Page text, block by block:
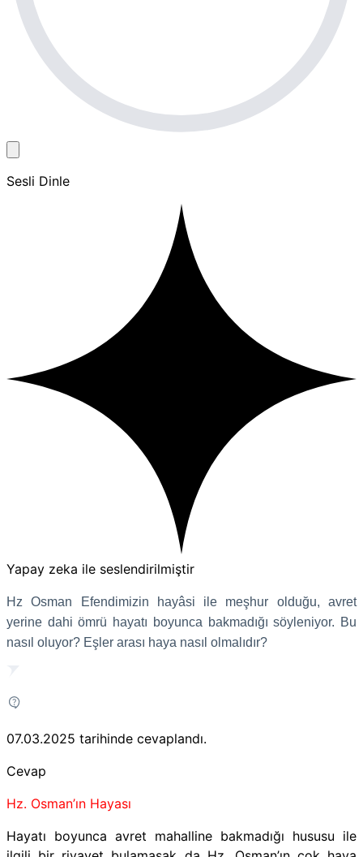
Sesli Dinle
Yapay zeka ile seslendirilmiştir
Hz Osman Efendimizin hayâsi ile meşhur olduğu, avret
yerine dahi ömrü hayatı boyunca bakmadığı söyleniyor. Bu
nasıl oluyor? Eşler arası haya nasıl olmalıdır?
07.03.2025 tarihinde cevaplandı.
Cevap
Hz. Osman’ın Hayası
Hayatı boyunca avret mahalline bakmadığı hususu ile